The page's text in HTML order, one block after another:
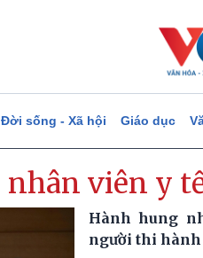
Đời sống - Xã hội Giáo dục
nhân viên y
Hành hung
người thi hành